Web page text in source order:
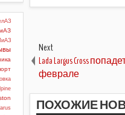
Next
Lada Largus Cross
феврале
ПОХОЖИЕ